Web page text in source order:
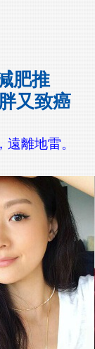
肥推
又致癌
離地雷。